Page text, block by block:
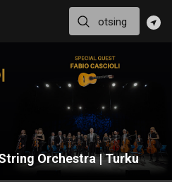
Orchestra | Turku